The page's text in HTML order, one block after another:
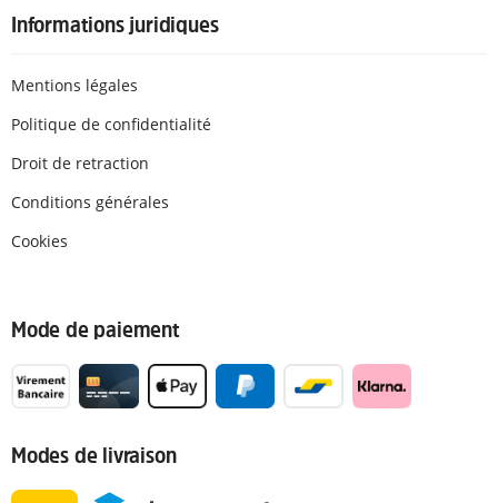
Informations juridiques
Mentions légales
Politique de confidentialité
Droit de retraction
Conditions générales
Cookies
Mode de paiement
Modes de livraison